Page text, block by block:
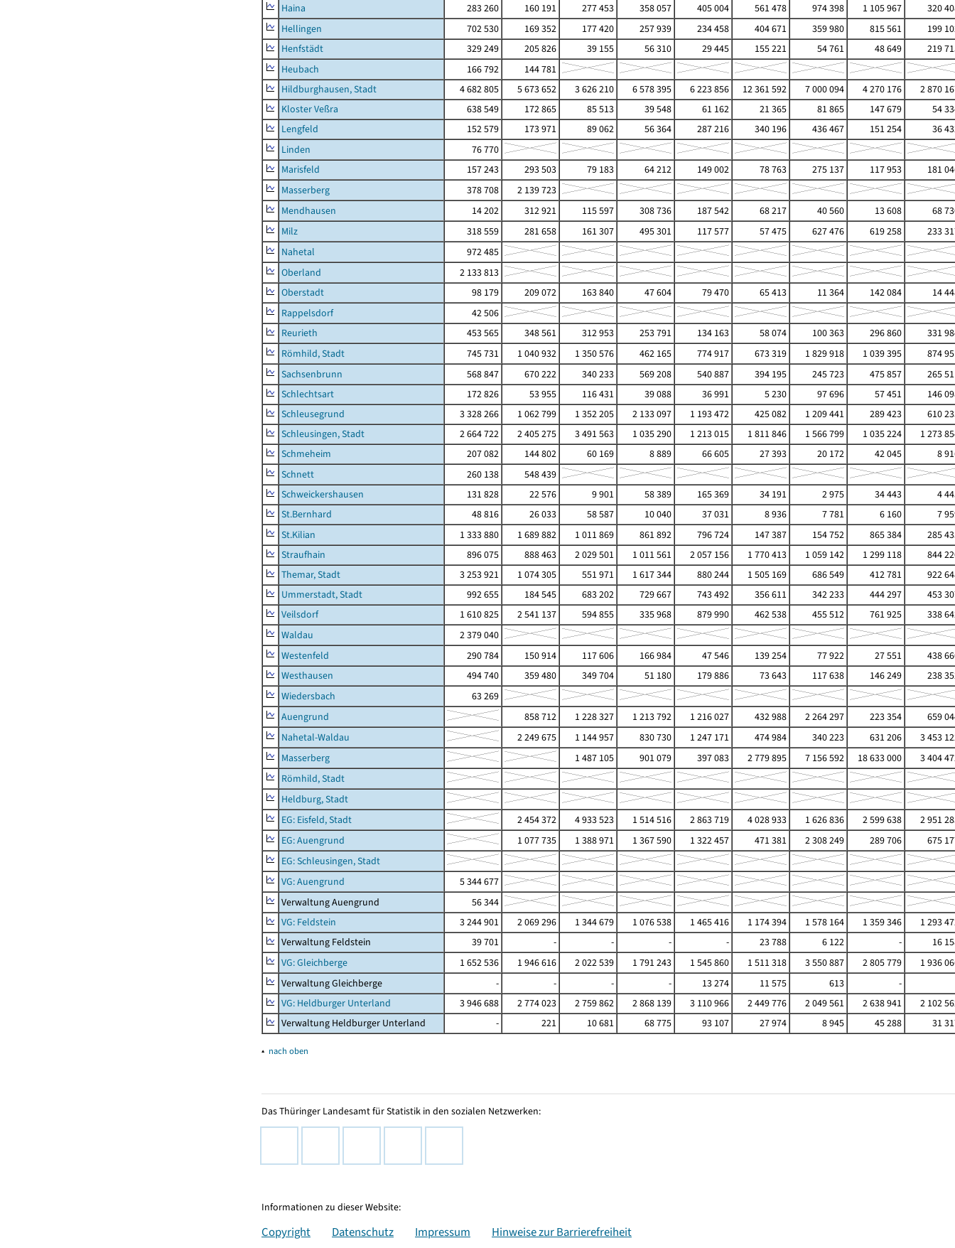
Haina
283 260 160 191 277 453 358 057 405 004 561 478 974 398 1 105 967
320
Hellingen
702 530 169 352 177 420 257 939 234 458 404 671 359 980 815 561
199
Henfstädt
329 249 205 826 39 155 56 310 29 445 155 221 54 761 48 649
219
Heubach
166 792
144 781
Hildburghausen, Stadt
4 682 805 5 673 652 3 626 210 6 578 395 6 223 856 12 361 592 7 000 094 4 270 176
2 870
Kloster Veßra
638 549 172 865 85 513 39 548 61 162 21 365 81 865 147 679
54
Lengfeld
152 579 173 971 89 062 56 364 287 216 340 196 436 467 151 254
36
Linden
76 770
Marisfeld
157 243 293 503 79 183 64 212 149 002 78 763 275 137 117 953
181
Masserberg
378 708
2 139 723
Mendhausen
14 202 312 921 115 597 308 736 187 542 68 217 40 560 13 608
68
Milz
318 559 281 658 161 307 495 301 117 577 57 475 627 476 619 258
233
Nahetal
972 485
Oberland
2 133 813
Oberstadt
98 179 209 072 163 840 47 604 79 470 65 413 11 364 142 084
14
Rappelsdorf
42 506
Reurieth
453 565 348 561 312 953 253 791 134 163 58 074 100 363 296 860
331
Römhild, Stadt
745 731 1 040 932 1 350 576 462 165 774 917 673 319 1 829 918 1 039 395
874
Sachsenbrunn
568 847 670 222 340 233 569 208 540 887 394 195 245 723 475 857
265
Schlechtsart
172 826 53 955 116 431 39 088 36 991 5 230 97 696 57 451
146
Schleusegrund
3 328 266 1 062 799 1 352 205 2 133 097 1 193 472 425 082 1 209 441 289 423
610
Schleusingen, Stadt
2 664 722 2 405 275 3 491 563 1 035 290 1 213 015 1 811 846 1 566 799 1 035 224
1 273
Schmeheim
207 082 144 802 60 169 8 889 66 605 27 393 20 172 42 045
8
Schnett
260 138
548 439
Schweickershausen
131 828 22 576 9 901 58 389 165 369 34 191 2 975 34 443
4
St.Bernhard
48 816 26 033 58 587 10 040 37 031 8 936 7 781 6 160
7
St.Kilian
1 333 880 1 689 882 1 011 869 861 892 796 724 147 387 154 752 865 384
285
Straufhain
896 075 888 463 2 029 501 1 011 561 2 057 156 1 770 413 1 059 142 1 299 118
844
Themar, Stadt
3 253 921 1 074 305 551 971 1 617 344 880 244 1 505 169 686 549 412 781
922
Ummerstadt, Stadt
992 655 184 545 683 202 729 667 743 492 356 611 342 233 444 297
453
Veilsdorf
1 610 825 2 541 137 594 855 335 968 879 990 462 538 455 512 761 925
338
Waldau
2 379 040
Westenfeld
290 784 150 914 117 606 166 984 47 546 139 254 77 922 27 551
438
Westhausen
494 740 359 480 349 704 51 180 179 886 73 643 117 638 146 249
238
Wiedersbach
63 269
Auengrund
858 712 1 228 327 1 213 792 1 216 027 432 988 2 264 297 223 354
659
Nahetal-Waldau
2 249 675 1 144 957 830 730 1 247 171 474 984 340 223 631 206
3 453
Masserberg
1 487 105 901 079 397 083 2 779 895 7 156 592 18 633 000
3 404
Römhild, Stadt
Heldburg, Stadt
EG: Eisfeld, Stadt
2 454 372 4 933 523 1 514 516 2 863 719 4 028 933 1 626 836 2 599 638
2 951
EG: Auengrund
1 077 735 1 388 971 1 367 590 1 322 457 471 381 2 308 249 289 706
675
EG: Schleusingen, Stadt
VG: Auengrund
5 344 677
Verwaltung Auengrund
56 344
VG: Feldstein
3 244 901 2 069 296 1 344 679 1 076 538 1 465 416 1 174 394 1 578 164 1 359 346
1 293
Verwaltung Feldstein
39 701 - - - - 23 788 6 122 -
16
VG: Gleichberge
1 652 536 1 946 616 2 022 539 1 791 243 1 545 860 1 511 318 3 550 887 2 805 779
1 936
Verwaltung Gleichberge
- - - - 13 274 11 575 613
-
VG: Heldburger Unterland
3 946 688 2 774 023 2 759 862 2 868 139 3 110 966 2 449 776 2 049 561 2 638 941
2 102
Verwaltung Heldburger Unterland
- 221 10 681 68 775 93 107 27 974 8 945 45 288 31
▴ nach oben
Das Thüringer Landesamt für Statistik in den sozialen Netzwerken:
Informationen zu dieser Website:
Copyright Datenschutz Impressum Hinweise zur Barrierefreiheit